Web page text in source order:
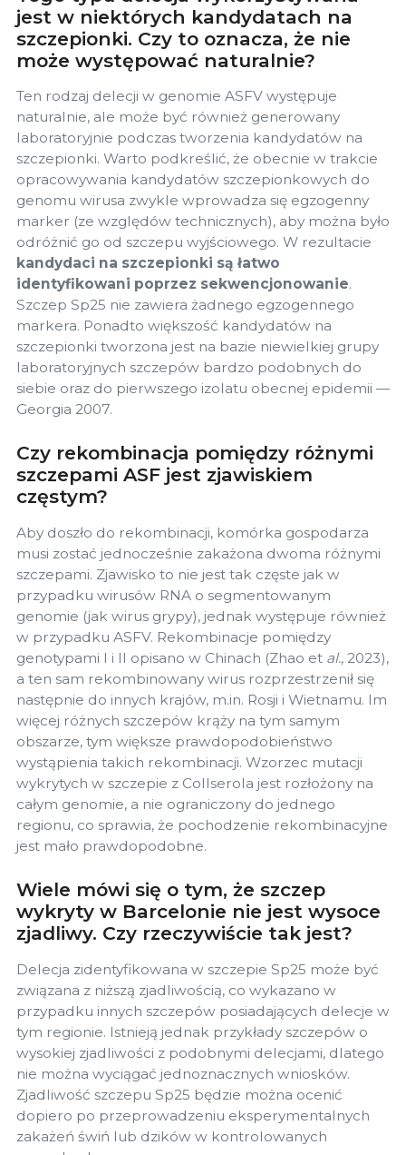
jest w niektórych kandydatach na
szczepionki. Czy to oznacza, że nie
może występować naturalnie?
Ten rodzaj delecji w genomie ASFV występuje
naturalnie, ale może być również generowany
laboratoryjnie podczas tworzenia kandydatów na
szczepionki. Warto podkreślić, że obecnie w trakcie
opracowywania kandydatów szczepionkowych do
genomu wirusa zwykle wprowadza się egzogenny
marker (ze względów technicznych), aby można było
odróżnić go od szczepu wyjściowego. W rezultacie
kandydaci na szczepionki są łatwo
identyfikowani poprzez sekwencjonowanie.
Szczep Sp25 nie zawiera żadnego egzogennego
markera. Ponadto większość kandydatów na
szczepionki tworzona jest na bazie niewielkiej grupy
laboratoryjnych szczepów bardzo podobnych do
siebie oraz do pierwszego izolatu obecnej epidemii —
Georgia 2007.
Czy rekombinacja pomiędzy różnymi
szczepami ASF jest zjawiskiem
częstym?
Aby doszło do rekombinacji, komórka gospodarza
musi zostać jednocześnie zakażona dwoma różnymi
szczepami. Zjawisko to nie jest tak częste jak w
przypadku wirusów RNA o segmentowanym
genomie (jak wirus grypy), jednak występuje również
w przypadku ASFV. Rekombinacje pomiędzy
genotypami I i II opisano w Chinach (Zhao et al., 2023),
a ten sam rekombinowany wirus rozprzestrzenił się
następnie do innych krajów, m.in. Rosji i Wietnamu. Im
więcej różnych szczepów krąży na tym samym
obszarze, tym większe prawdopodobieństwo
wystąpienia takich rekombinacji. Wzorzec mutacji
wykrytych w szczepie z Collserola jest rozłożony na
całym genomie, a nie ograniczony do jednego
regionu, co sprawia, że pochodzenie rekombinacyjne
jest mało prawdopodobne.
Wiele mówi się o tym, że szczep
wykryty w Barcelonie nie jest wysoce
zjadliwy. Czy rzeczywiście tak jest?
Delecja zidentyfikowana w szczepie Sp25 może być
związana z niższą zjadliwością, co wykazano w
przypadku innych szczepów posiadających delecje w
tym regionie. Istnieją jednak przykłady szczepów o
wysokiej zjadliwości z podobnymi delecjami, dlatego
nie można wyciągać jednoznacznych wniosków.
Zjadliwość szczepu Sp25 będzie można ocenić
dopiero po przeprowadzeniu eksperymentalnych
zakażeń świń lub dzików w kontrolowanych